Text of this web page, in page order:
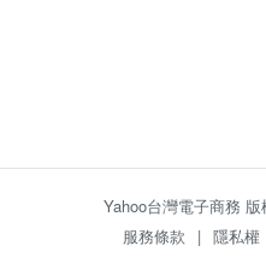
Yahoo台灣電子商務
服務條款
| 隱私權